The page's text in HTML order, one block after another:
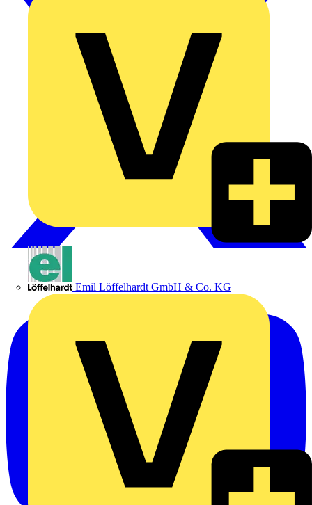
Emil Löffelhardt GmbH & Co. KG